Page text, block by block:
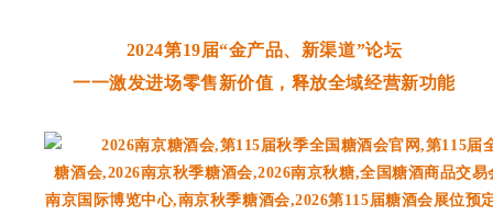
2024第19届“金产品、新渠道”论坛
一一激发进场零售新价值，释放全域经营新功能